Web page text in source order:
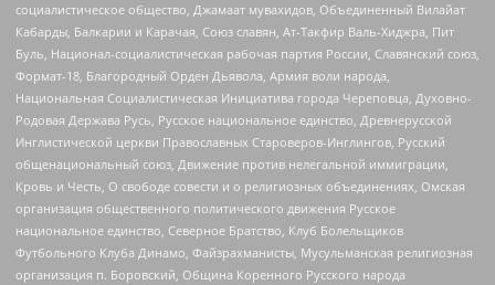
социалистическое общество, Джамаат мувахидов, Объединенный Вилайат
Кабарды, Балкарии и Карачая, Союз славян, Ат-Такфир Валь-Хиджра, Пит
Буль, Национал-социалистическая рабочая партия России, Славянский союз,
Формат-18, Благородный Орден Дьявола, Армия воли народа,
Национальная Социалистическая Инициатива города Череповца, Духовно-
Родовая Держава Русь, Русское национальное единство, Древнерусской
Инглистической церкви Православных Староверов-Инглингов, Русский
общенациональный союз, Движение против нелегальной иммиграции,
Кровь и Честь, О свободе совести и о религиозных объединениях, Омская
организация общественного политического движения Русское
национальное единство, Северное Братство, Клуб Болельщиков
Футбольного Клуба Динамо, Файзрахманисты, Мусульманская религиозная
организация п. Боровский, Община Коренного Русского народа